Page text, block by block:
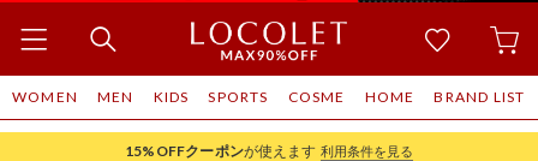
WOMEN MEN KIDS SPORTS COSME HOME BRAND LIST
15%OFFクーポンが使えます 利用条件を見る